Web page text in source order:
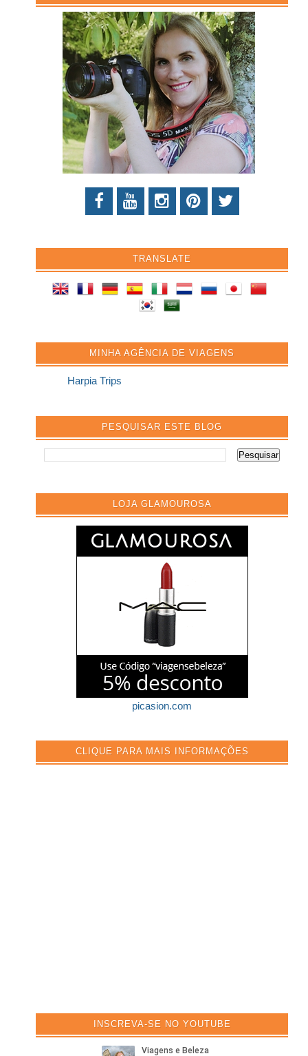
TRANSLATE
MINHA AGÊNCIA DE VIAGENS
Harpia Trips
PESQUISAR ESTE BLOG
LOJA GLAMOUROSA
picasion.com
CLIQUE PARA MAIS INFORMAÇÕES
INSCREVA-SE NO YOUTUBE